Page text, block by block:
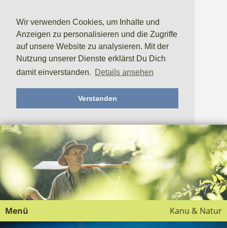
Wir verwenden Cookies, um Inhalte und
Anzeigen zu personalisieren und die Zugriffe
auf unsere Website zu analysieren. Mit der
Nutzung unserer Dienste erklärst Du Dich
damit einverstanden. Details ansehen
Verstanden
Kanu & Natur
Menü